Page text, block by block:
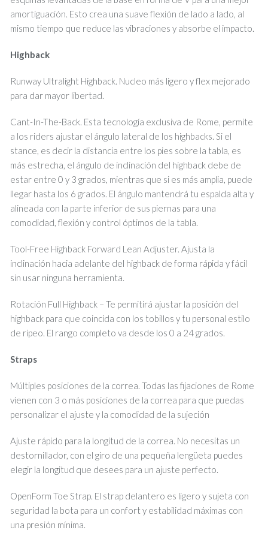
amortiguación. Esto crea una suave flexión de lado a lado, al
mismo tiempo que reduce las vibraciones y absorbe el impacto.
Highback
Runway Ultralight Highback. Nucleo más ligero y flex mejorado
para dar mayor libertad.
Cant-In-The-Back. Esta tecnología exclusiva de Rome, permite
a los riders ajustar el ángulo lateral de los highbacks. Si el
stance, es decir la distancia entre los pies sobre la tabla, es
más estrecha, el ángulo de inclinación del highback debe de
estar entre 0 y 3 grados, mientras que si es más amplia, puede
llegar hasta los 6 grados. El ángulo mantendrá tu espalda alta y
alineada con la parte inferior de sus piernas para una
comodidad, flexión y control óptimos de la tabla.
Tool-Free Highback Forward Lean Adjuster. Ajusta la
inclinación hacia adelante del highback de forma rápida y fácil
sin usar ninguna herramienta.
Rotación Full Highback – Te permitirá ajustar la posición del
highback para que coincida con los tobillos y tu personal estilo
de ripeo. El rango completo va desde los 0 a 24 grados.
Straps
Múltiples posiciones de la correa. Todas las fijaciones de Rome
vienen con 3 o más posiciones de la correa para que puedas
personalizar el ajuste y la comodidad de la sujeción
Ajuste rápido para la longitud de la correa. No necesitas un
destornillador, con el giro de una pequeña lengüeta puedes
elegir la longitud que desees para un ajuste perfecto.
OpenForm Toe Strap. El strap delantero es ligero y sujeta con
seguridad la bota para un confort y estabilidad máximas con
una presión mínima.